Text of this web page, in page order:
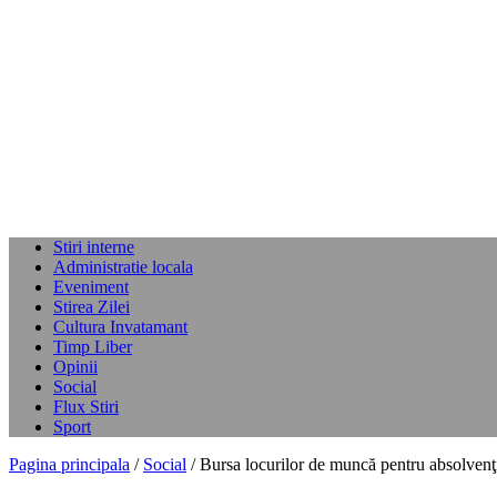
Stiri interne
Administratie locala
Eveniment
Stirea Zilei
Cultura Invatamant
Timp Liber
Opinii
Social
Flux Stiri
Sport
Pagina principala / Social / Bursa locurilor de muncă pentru